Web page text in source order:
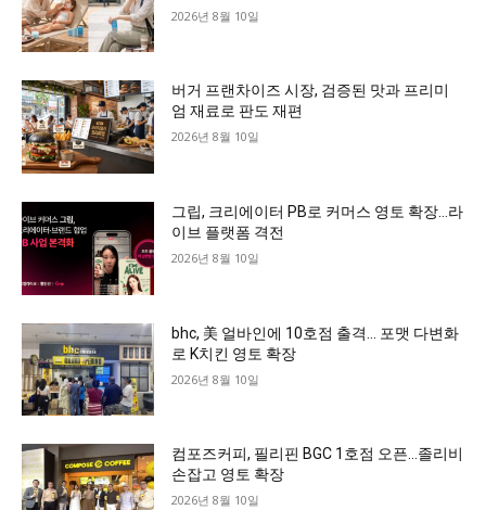
2026년 8월 10일
버거 프랜차이즈 시장, 검증된 맛과 프리미
엄 재료로 판도 재편
2026년 8월 10일
그립, 크리에이터 PB로 커머스 영토 확장…라
이브 플랫폼 격전
2026년 8월 10일
bhc, 美 얼바인에 10호점 출격… 포맷 다변화
로 K치킨 영토 확장
2026년 8월 10일
컴포즈커피, 필리핀 BGC 1호점 오픈…졸리비
손잡고 영토 확장
2026년 8월 10일